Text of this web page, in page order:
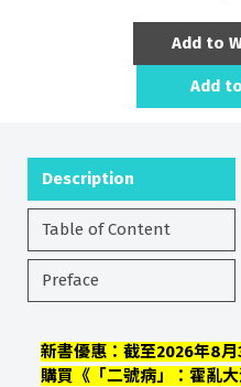
Add to
Add
Description
Table of Content
Preface
新書優惠：截至2026年8
購買《「二號病」： 霍亂